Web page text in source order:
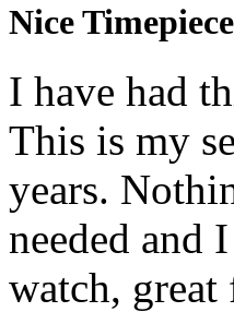
Nice Timepiece
I have had
This is my
years.
needed and
watch, great